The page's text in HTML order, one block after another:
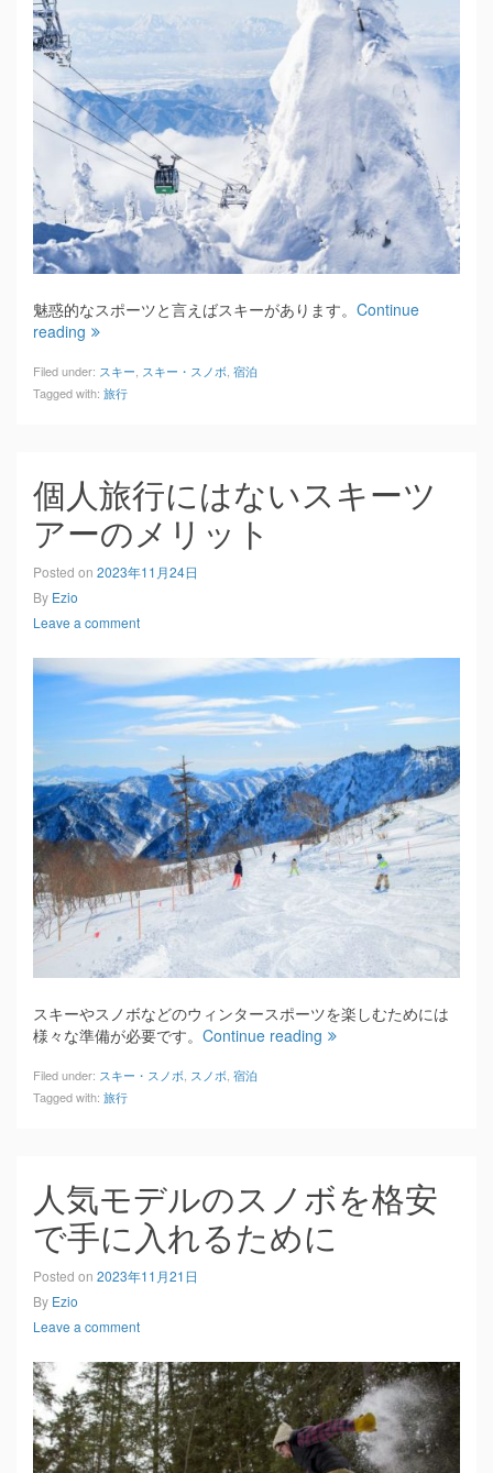
魅惑的なスポーツと言えばスキーがあります。 Continue
reading
Filed under: スキー スキー・スノボ 宿泊
Tagged with: 旅行
個人旅行にはないスキーツ
アーのメリット
Posted on 2023年11月24日
By Ezio
Leave a comment
スキーやスノボなどのウィンタースポーツを楽しむためには
様々な準備が必要です。 Continue reading
Filed under: スキー・スノボ スノボ 宿泊
Tagged with: 旅行
人気モデルのスノボを格安
で手に入れるために
Posted on 2023年11月21日
By Ezio
Leave a comment